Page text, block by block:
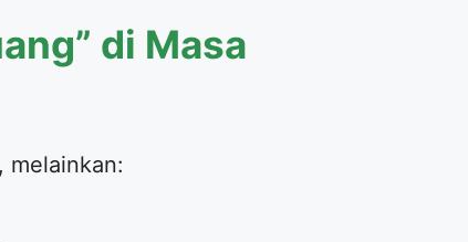
di Masa
melainkan: